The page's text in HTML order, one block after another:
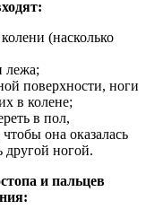
(насколько
лежа;
поверхности, ноги
в колене;
в пол,
она оказалась
другой ногой.
и пальцев